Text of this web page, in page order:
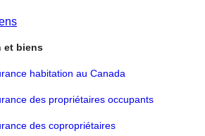
et biens
habitation au Canada
des propriétaires occupants
des copropriétaires